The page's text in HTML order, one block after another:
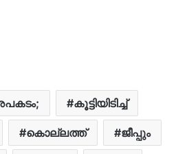
കൂട്ടിയിടിച്ച്
കൊല്ലത്ത് ജീപ്പും